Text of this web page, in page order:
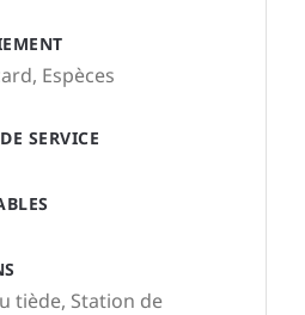
SERVICE
tiède, Station de
Espèces